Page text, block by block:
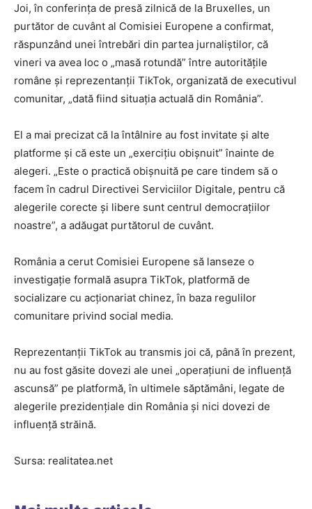
Joi, în conferinţa de presă zilnică de la Bruxelles, un
purtător de cuvânt al Comisiei Europene a confirmat,
răspunzând unei întrebări din partea jurnaliştilor, că
vineri va avea loc o „masă rotundă” între autorităţile
române şi reprezentanţii TikTok, organizată de executivul
comunitar, „dată fiind situaţia actuală din România”.
El a mai precizat că la întâlnire au fost invitate şi alte
platforme şi că este un „exerciţiu obişnuit” înainte de
alegeri. „Este o practică obişnuită pe care tindem să o
facem în cadrul Directivei Serviciilor Digitale, pentru că
alegerile corecte şi libere sunt centrul democraţiilor
noastre”, a adăugat purtătorul de cuvânt.
România a cerut Comisiei Europene să lanseze o
investigaţie formală asupra TikTok, platformă de
socializare cu acţionariat chinez, în baza regulilor
comunitare privind social media.
Reprezentanţii TikTok au transmis joi că, până în prezent,
nu au fost găsite dovezi ale unei „operaţiuni de influenţă
ascunsă” pe platformă, în ultimele săptămâni, legate de
alegerile prezidenţiale din România şi nici dovezi de
influenţă străină.
Sursa: realitatea.net